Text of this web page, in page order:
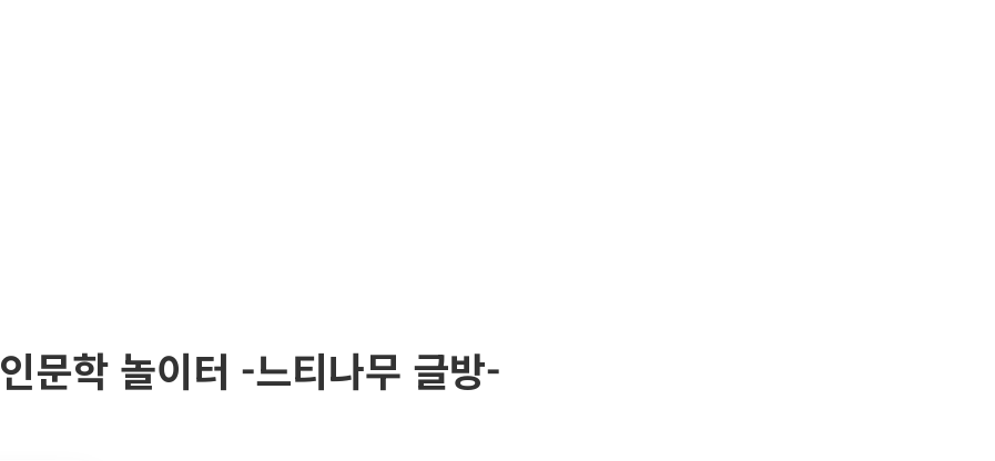
인문학 놀이터 -느티나무 글방-